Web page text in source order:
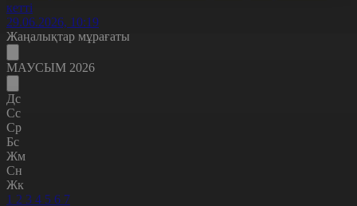
кетті
29.06.2026, 10:19
Жаңалықтар мұрағаты
МАУСЫМ 2026
Дс
Сс
Ср
Бс
Жм
Сн
Жк
1 2 3 4 5 6 7